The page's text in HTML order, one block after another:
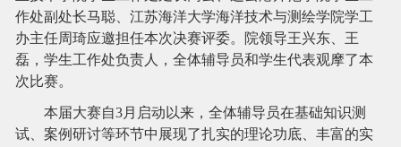
作处副处长马聪、江苏海洋大学海洋技术与测绘学院学工
办主任周琦应邀担任本次决赛评委。院领导王兴东、王
磊，学生工作处负责人，全体辅导员和学生代表观摩了本
次比赛。
本届大赛自3月启动以来，全体辅导员在基础知识测
试、案例研讨等环节中展现了扎实的理论功底、丰富的实